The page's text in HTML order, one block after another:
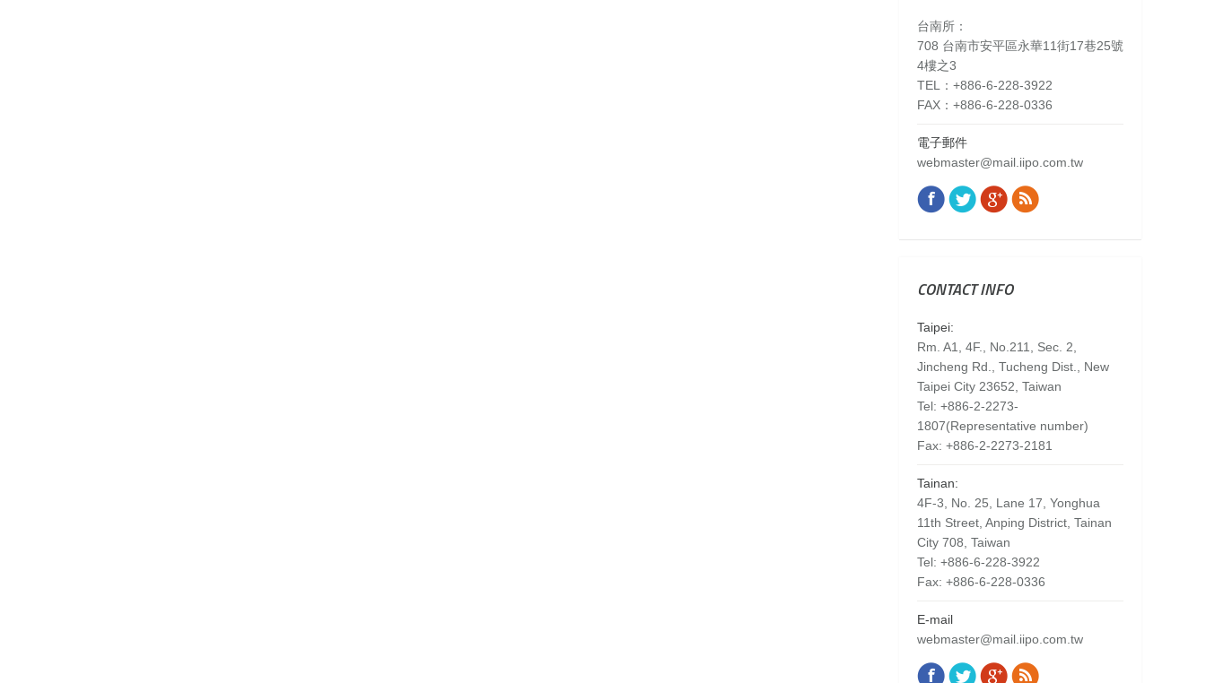
台南所：
708 台南市安平區永華11街17巷25號
4樓之3
TEL：+886-6-228-3922
FAX：+886-6-228-0336
電子郵件
webmaster@mail.iipo.com.tw
Find us on:
Facebook
TwitterGoogle+
Rss
CONTACT INFO
Taipei:
Rm. A1, 4F., No.211, Sec. 2,
Jincheng Rd., Tucheng Dist., New
Taipei City 23652, Taiwan
Tel: +886-2-2273-
1807(Representative number)
Fax: +886-2-2273-2181
Tainan:
4F-3, No. 25, Lane 17, Yonghua
11th Street, Anping District, Tainan
City 708, Taiwan
Tel: +886-6-228-3922
Fax: +886-6-228-0336
E-mail
webmaster@mail.iipo.com.tw
Find us on:
Facebook
TwitterGoogle+
Rss